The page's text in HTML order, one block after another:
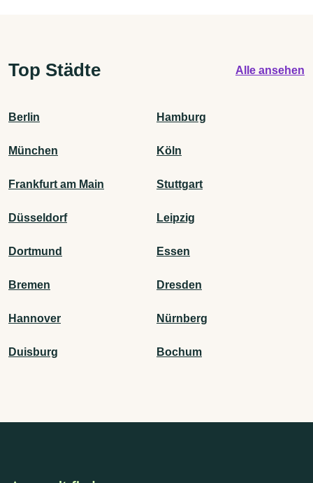
Top Städte Alle ansehen
Berlin Hamburg
München Köln
Frankfurt am Main Stuttgart
Düsseldorf Leipzig
Dortmund Essen
Bremen Dresden
Hannover Nürnberg
Duisburg Bochum